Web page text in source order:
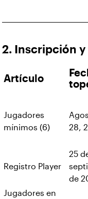
2. Inscripción y
Artículo
Jugadores
mínimos (6)
28,
Registro Player
25
de
Jugadores en